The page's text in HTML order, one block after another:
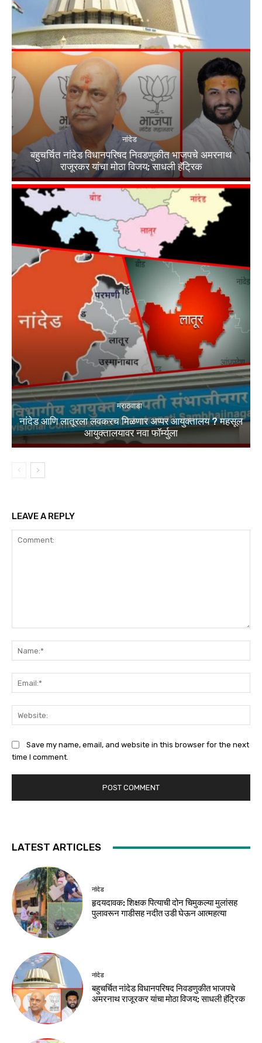
नांदेड
बहुचर्चित नांदेड विधानपरिषद निवडणुकीत भाजपचे अमरनाथ
राजूरकर यांचा मोठा विजय; साधली हॅट्रिक
मराठवाडा
नांदेड आणि लातूरला लवकरच मिळणार अप्पर आयुक्तालय ? महसूल
आयुक्तालयावर नवा फॉर्म्युला
LEAVE A REPLY
Save my name, email, and website in this browser for the next
time I comment.
LATEST ARTICLES
नांदेड
हृदयदावक: शिक्षक पित्याची दोन चिमुकल्या मुलांसह
पुलावरून गाडीसह नदीत उडी घेऊन आत्महत्या
नांदेड
बहुचर्चित नांदेड विधानपरिषद निवडणुकीत भाजपचे
अमरनाथ राजूरकर यांचा मोठा विजय; साधली हॅट्रिक